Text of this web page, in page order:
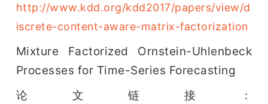
http://www.kdd.org/kdd2017/papers/view/d
iscrete-content-aware-matrix-factorization
Mixture Factorized Ornstein-Uhlenbeck
Processes for Time-Series Forecasting
论文链接：